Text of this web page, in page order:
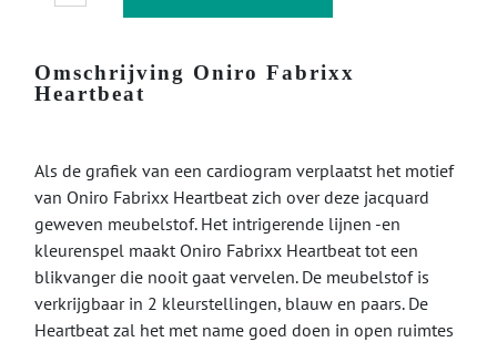
Omschrijving Oniro Fabrixx
Heartbeat
Als de grafiek van een cardiogram verplaatst het motief
van Oniro Fabrixx Heartbeat zich over deze jacquard
geweven meubelstof. Het intrigerende lijnen -en
kleurenspel maakt Oniro Fabrixx Heartbeat tot een
blikvanger die nooit gaat vervelen. De meubelstof is
verkrijgbaar in 2 kleurstellingen, blauw en paars. De
Heartbeat zal het met name goed doen in open ruimtes